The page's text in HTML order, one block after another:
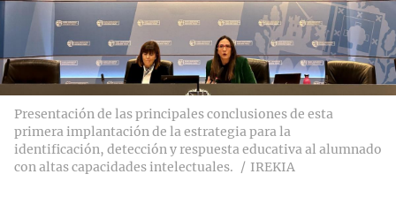
Presentación de las principales conclusiones de esta
primera implantación de la estrategia para la
identificación, detección y respuesta educativa al alumnado
con altas capacidades intelectuales.
IREKIA